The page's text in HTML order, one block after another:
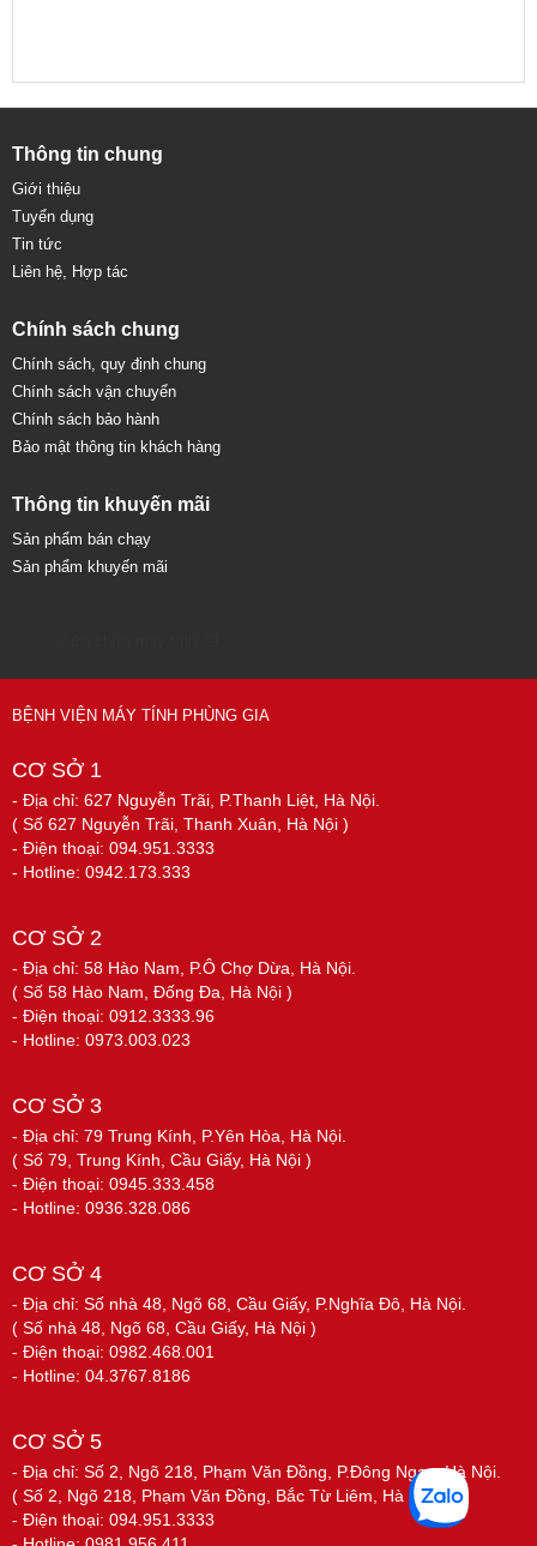
Thông tin chung
Giới thiệu
Tuyển dụng
Tin tức
Liên hệ, Hợp tác
Chính sách chung
Chính sách, quy định chung
Chính sách vận chuyển
Chính sách bảo hành
Bảo mật thông tin khách hàng
Thông tin khuyến mãi
Sản phẩm bán chạy
Sản phẩm khuyến mãi
BỆNH VIỆN MÁY TÍNH PHÙNG GIA
CƠ SỞ 1
- Địa chỉ: 627 Nguyễn Trãi, P.Thanh Liệt, Hà Nội.
( Số 627 Nguyễn Trãi, Thanh Xuân, Hà Nội )
- Điện thoại: 094.951.3333
- Hotline: 0942.173.333
CƠ SỞ 2
- Địa chỉ: 58 Hào Nam, P.Ô Chợ Dừa, Hà Nội.
( Số 58 Hào Nam, Đống Đa, Hà Nội )
- Điện thoại: 0912.3333.96
- Hotline: 0973.003.023
CƠ SỞ 3
- Địa chỉ: 79 Trung Kính, P.Yên Hòa, Hà Nội.
( Số 79, Trung Kính, Cầu Giấy, Hà Nội )
- Điện thoại: 0945.333.458
- Hotline: 0936.328.086
CƠ SỞ 4
- Địa chỉ: Số nhà 48, Ngõ 68, Cầu Giấy, P.Nghĩa Đô, Hà Nội.
( Số nhà 48, Ngõ 68, Cầu Giấy, Hà Nội )
- Điện thoại: 0982.468.001
- Hotline: 04.3767.8186
CƠ SỞ 5
- Địa chỉ: Số 2, Ngõ 218, Phạm Văn Đồng, P.Đông Ngạc, Hà Nội.
( Số 2, Ngõ 218, Phạm Văn Đồng, Bắc Từ Liêm, Hà Nội )
- Điện thoại: 094.951.3333